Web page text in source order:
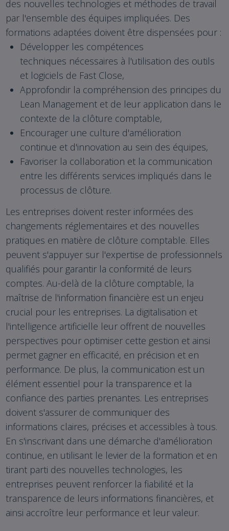
des nouvelles technologies et méthodes de travail
par l'ensemble des équipes impliquées. Des
formations adaptées doivent être dispensées pour :
Développer les compétences
techniques nécessaires à l'utilisation des outils
et logiciels de Fast Close,
Approfondir la compréhension des principes du
Lean Management et de leur application dans le
contexte de la clôture comptable,
Encourager une culture d'amélioration
continue et d'innovation au sein des équipes,
Favoriser la collaboration et la communication
entre les différents services impliqués dans le
processus de clôture.
Les entreprises doivent rester informées des
changements réglementaires et des nouvelles
pratiques en matière de clôture comptable. Elles
peuvent s'appuyer sur l'expertise de professionnels
qualifiés pour garantir la conformité de leurs
comptes. Au-delà de la clôture comptable, la
maîtrise de l'information financière est un enjeu
crucial pour les entreprises. La digitalisation et
l'intelligence artificielle leur offrent de nouvelles
perspectives pour optimiser cette gestion et ainsi
permet gagner en efficacité, en précision et en
performance. De plus, la communication est un
élément essentiel pour la transparence et la
confiance des parties prenantes. Les entreprises
doivent s'assurer de communiquer des
informations claires, précises et accessibles à tous.
En s'inscrivant dans une démarche d'amélioration
continue, en utilisant le levier de la formation et en
tirant parti des nouvelles technologies, les
entreprises peuvent renforcer la fiabilité et la
transparence de leurs informations financières, et
ainsi accroître leur performance et leur valeur.